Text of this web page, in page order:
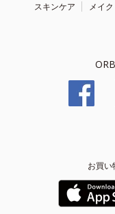
スキンケア メイク
お買い